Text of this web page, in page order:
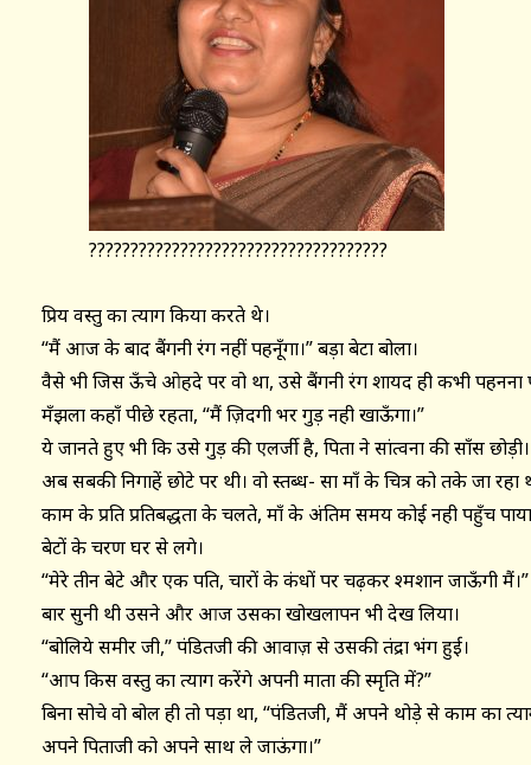
????????????????????????????????????
प्रिय वस्तु का त्याग किया करते थे।
“मैं आज के बाद बैंगनी रंग नहीं पहनूँगा।” बड़ा बेटा बोला।
वैसे भी जिस ऊँचे ओहदे पर वो था, उसे बैंगनी रंग शायद ही कभी पहनना
मँझला कहाँ पीछे रहता, “मैं ज़िदगी भर गुड़ नही खाऊँगा।”
ये जानते हुए भी कि उसे गुड़ की एलर्जी है, पिता ने सांत्वना की साँस छोड़ी।
अब सबकी निगाहें छोटे पर थी। वो स्तब्ध- सा माँ के चित्र को तके जा रहा
काम के प्रति प्रतिबद्धता के चलते, माँ के अंतिम समय कोई नही पहुँच
बेटों के चरण घर से लगे।
“मेरे तीन बेटे और एक पति, चारों के कंधों पर चढ़कर श्मशान जाऊँगी मैं।”
बार सुनी थी उसने और आज उसका खोखलापन भी देख लिया।
“बोलिये समीर जी,” पंडितजी की आवाज़ से उसकी तंद्रा भंग हुई।
“आप किस वस्तु का त्याग करेंगे अपनी माता की स्मृति में?”
बिना सोचे वो बोल ही तो पड़ा था, “पंडितजी, मैं अपने थोड़े से काम का
अपने पिताजी को अपने साथ ले जाऊंगा।”